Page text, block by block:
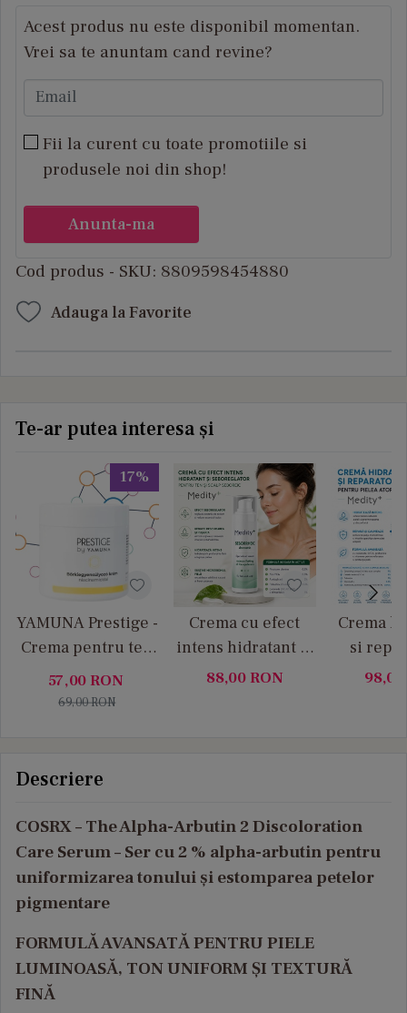
Acest produs nu este disponibil momentan.
Vrei sa te anuntam cand revine?
Email
Fii la curent cu toate promotiile si
produsele noi din shop!
Anunta-ma
Cod produs - SKU 8809598454880
Adauga la Favorite
Te-ar putea interesa și
17%
YAMUNA Prestige -
Crema pentru ten
acneic cu
Niacinamida
57,00 RON
69,00RON
Crema cu efect
intens hidratant și
seboreglator
88,00 RON
Crema
si
98,00
Descriere
COSRX – The Alpha-Arbutin 2 Discoloration
Care Serum – Ser cu 2 % alpha-arbutin pentru
uniformizarea tonului și estomparea petelor
pigmentare
FORMULĂ AVANSATĂ PENTRU PIELE
LUMINOASĂ, TON UNIFORM ȘI TEXTURĂ
FINĂ